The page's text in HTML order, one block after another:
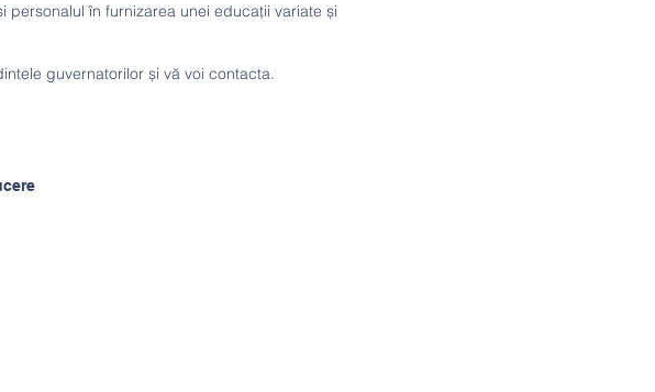
în furnizarea unei educații variate și
guvernatorilor și vă voi contacta.